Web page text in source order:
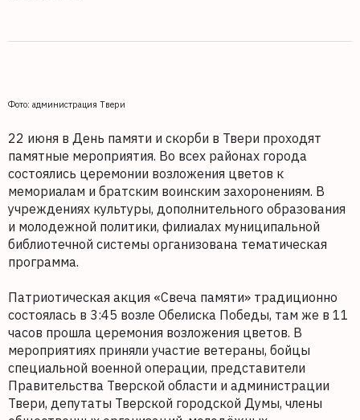
Фото: администрация Твери
22 июня в День памяти и скорби в Твери проходят
памятные мероприятия. Во всех районах города
состоялись церемонии возложения цветов к
мемориалам и братским воинским захоронениям. В
учреждениях культуры, дополнительного образования
и молодежной политики, филиалах муниципальной
библиотечной системы организована тематическая
программа.
Патриотическая акция «Свеча памяти» традиционно
состоялась в 3:45 возле Обелиска Победы, там же в 11
часов прошла церемония возложения цветов. В
мероприятиях приняли участие ветераны, бойцы
специальной военной операции, представители
Правительства Тверской области и администрации
Твери, депутаты Тверской городской Думы, члены